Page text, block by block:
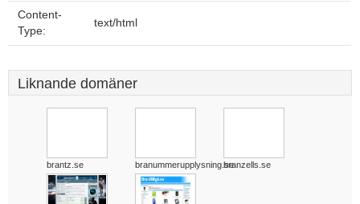
Content-
Type:
text/html
Liknande domäner
brantz.se branummerupplysning.sebranzells.se